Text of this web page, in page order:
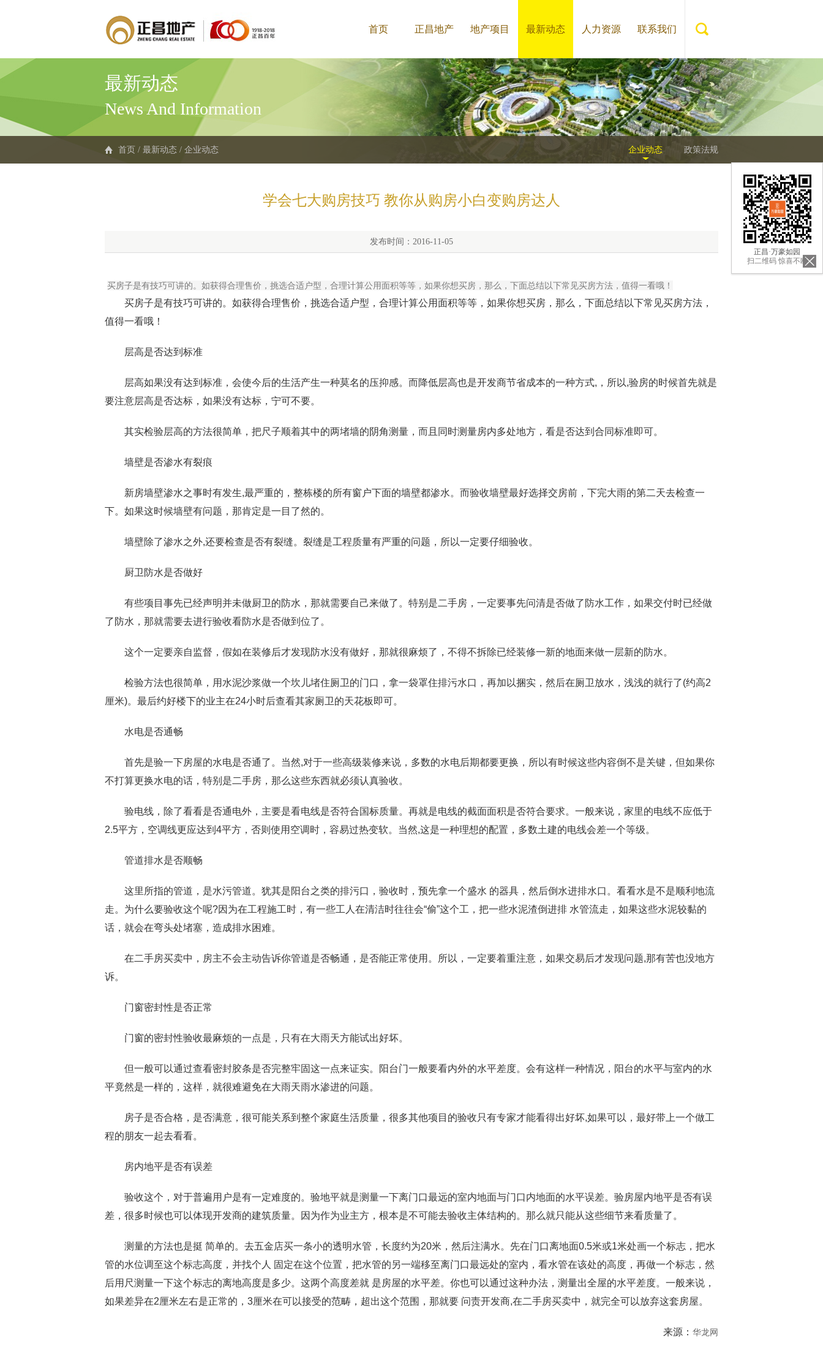
首页 正昌地产 地产项目 最新动态 人力资源 联系我们
最新动态
News And Information
首页 / 最新动态 / 企业动态 企业动态 政策法规
学会七大购房技巧 教你从购房小白变购房达人
发布时间：2016-11-05
买房子是有技巧可讲的。如获得合理售价，挑选合适户型，合理计算公用面积等等，如果你想买房，那么，下面总结以下常见买房方法，值得一看哦！
买房子是有技巧可讲的。如获得合理售价，挑选合适户型，合理计算公用面积等等，如果你想买房，那么，下面总结以下常见买房方法，
值得一看哦！
层高是否达到标准
层高如果没有达到标准，会使今后的生活产生一种莫名的压抑感。而降低层高也是开发商节省成本的一种方式,，所以,验房的时候首先就是
要注意层高是否达标，如果没有达标，宁可不要。
其实检验层高的方法很简单，把尺子顺着其中的两堵墙的阴角测量，而且同时测量房内多处地方，看是否达到合同标准即可。
墙壁是否渗水有裂痕
新房墙壁渗水之事时有发生,最严重的，整栋楼的所有窗户下面的墙壁都渗水。而验收墙壁最好选择交房前，下完大雨的第二天去检查一
下。如果这时候墙壁有问题，那肯定是一目了然的。
墙壁除了渗水之外,还要检查是否有裂缝。裂缝是工程质量有严重的问题，所以一定要仔细验收。
厨卫防水是否做好
有些项目事先已经声明并未做厨卫的防水，那就需要自己来做了。特别是二手房，一定要事先问清是否做了防水工作，如果交付时已经做
了防水，那就需要去进行验收看防水是否做到位了。
这个一定要亲自监督，假如在装修后才发现防水没有做好，那就很麻烦了，不得不拆除已经装修一新的地面来做一层新的防水。
检验方法也很简单，用水泥沙浆做一个坎儿堵住厕卫的门口，拿一袋罩住排污水口，再加以捆实，然后在厕卫放水，浅浅的就行了(约高2
厘米)。最后约好楼下的业主在24小时后查看其家厕卫的天花板即可。
水电是否通畅
首先是验一下房屋的水电是否通了。当然,对于一些高级装修来说，多数的水电后期都要更换，所以有时候这些内容倒不是关键，但如果你
不打算更换水电的话，特别是二手房，那么这些东西就必须认真验收。
验电线，除了看看是否通电外，主要是看电线是否符合国标质量。再就是电线的截面面积是否符合要求。一般来说，家里的电线不应低于
2.5平方，空调线更应达到4平方，否则使用空调时，容易过热变软。当然,这是一种理想的配置，多数土建的电线会差一个等级。
管道排水是否顺畅
这里所指的管道，是水污管道。犹其是阳台之类的排污口，验收时，预先拿一个盛水 的器具，然后倒水进排水口。看看水是不是顺利地流
走。为什么要验收这个呢?因为在工程施工时，有一些工人在清洁时往往会“偷”这个工，把一些水泥渣倒进排 水管流走，如果这些水泥较黏的
话，就会在弯头处堵塞，造成排水困难。
在二手房买卖中，房主不会主动告诉你管道是否畅通，是否能正常使用。所以，一定要着重注意，如果交易后才发现问题,那有苦也没地方
诉。
门窗密封性是否正常
门窗的密封性验收最麻烦的一点是，只有在大雨天方能试出好坏。
但一般可以通过查看密封胶条是否完整牢固这一点来证实。阳台门一般要看内外的水平差度。会有这样一种情况，阳台的水平与室内的水
平竟然是一样的，这样，就很难避免在大雨天雨水渗进的问题。
房子是否合格，是否满意，很可能关系到整个家庭生活质量，很多其他项目的验收只有专家才能看得出好坏,如果可以，最好带上一个做工
程的朋友一起去看看。
房内地平是否有误差
验收这个，对于普遍用户是有一定难度的。验地平就是测量一下离门口最远的室内地面与门口内地面的水平误差。验房屋内地平是否有误
差，很多时候也可以体现开发商的建筑质量。因为作为业主方，根本是不可能去验收主体结构的。那么就只能从这些细节来看质量了。
测量的方法也是挺 简单的。去五金店买一条小的透明水管，长度约为20米，然后注满水。先在门口离地面0.5米或1米处画一个标志，把水
管的水位调至这个标志高度，并找个人 固定在这个位置，把水管的另一端移至离门口最远处的室内，看水管在该处的高度，再做一个标志，然
后用尺测量一下这个标志的离地高度是多少。这两个高度差就 是房屋的水平差。你也可以通过这种办法，测量出全屋的水平差度。一般来说，
如果差异在2厘米左右是正常的，3厘米在可以接受的范畴，超出这个范围，那就要 问责开发商,在二手房买卖中，就完全可以放弃这套房屋。
来源： 华龙网
正昌·万豪如园
扫二维码 惊喜不断